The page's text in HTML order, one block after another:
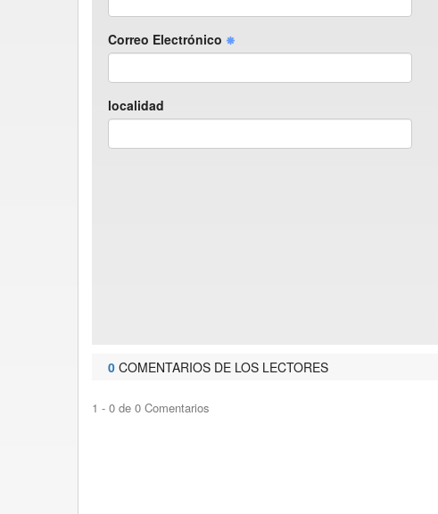
Correo Electrónico
localidad
0 COMENTARIOS DE LOS LECTORES
1 - 0 de 0 Comentarios